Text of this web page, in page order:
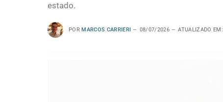
estado.
POR MARCOS CARRIERI 08/07/2026 ATUALIZADO EM: